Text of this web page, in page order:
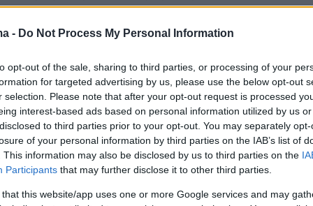
- Do Not Process My Personal Information
opt-out of the sale, sharing to third parties, or processing of your
for targeted advertising by us, please use the below opt-out
selection. Please note that after your opt-out request is processed
interest-based ads based on personal information utilized by us
to third parties prior to your opt-out. You may separately
of your personal information by third parties on the IAB’s list of
This information may also be disclosed by us to third parties on the
Participants that may further disclose it to other third parties.
that this website/app uses one or more Google services and may
πάντως, βάσει της ισχύουσας νομοθεσίας, οι
να μετατραπούν σε εναλλακτικές
η κυβέρνηση Μελόνι ενέκρινε και νέα μέτρα
για κατάληψη ακινήτων, με
2 μέχρι 7 ετών. Βάσει του νέου νόμου, στην
το υπό κατάληψη διαμέρισμα αποτελεί το